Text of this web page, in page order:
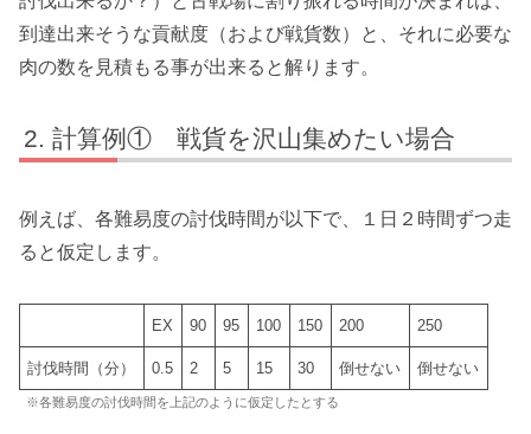
到達出来そうな貢献度 （および戦貨数）と、それに必要な
肉の数を見積もる事が出来ると解ります。
計算例① 戦貨を沢山集めたい場合
例えば、各難易度の討伐時間が以下で、
１日２時間ずつ走
る と仮定します。
EX 90 95 100 150 200 250
討伐時間（分） 0.5 2 5 15 30 倒せない 倒せない
※各難易度の討伐時間を上記のように仮定したとする